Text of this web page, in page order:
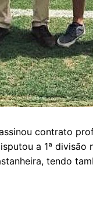
contrato
a 1ª divisão
tendo